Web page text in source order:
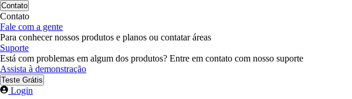
Contato
Contato
Fale com a gente
Para conhecer nossos produtos e planos ou contatar áreas
Suporte
Está com problemas em algum dos produtos? Entre em contato com nosso suporte
Assista à demonstração
Teste Grátis
Login